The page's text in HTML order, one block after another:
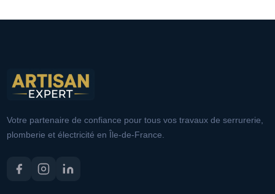
Votre partenaire de confiance pour tous vos travaux de serrurerie,
plomberie et électricité en Île-de-France.